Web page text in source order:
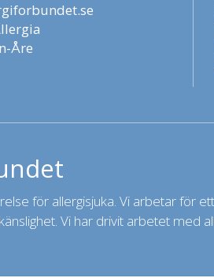
Åre
för allergisjuka. Vi arbetar för
Vi har drivit arbetet med